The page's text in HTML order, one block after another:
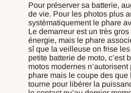
Pour préserver sa batterie,
de vie. Pour les photos plus
systèmatiquement le phare
Le demarreur est un très
énergie, mais le phare
sî que la veilleuse on frise
petite batterie de moto, c’est
motos modernes n’autorisent
phare mais le coupe des que
tourne pour libérer la